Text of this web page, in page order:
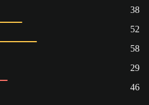
38
52
58
29
46